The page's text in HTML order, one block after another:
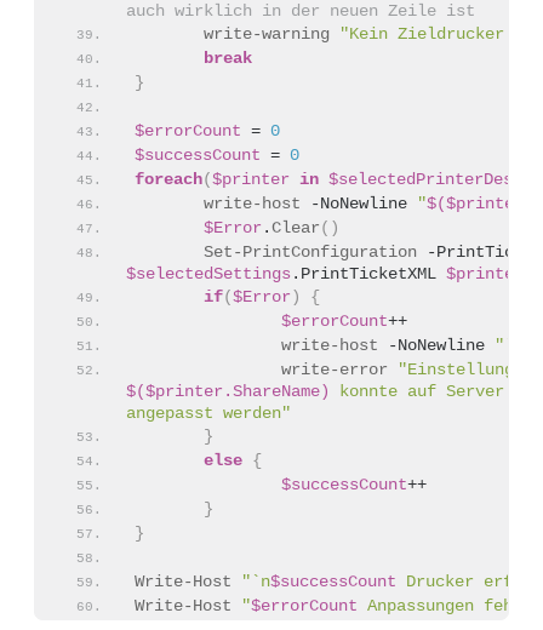
auch wirklich in der neuen Zeile ist
write-warning
"Kein Zieldrucker
break
}
$errorCount = 0
$successCount = 0
foreach( $printer in
write-host -NoNewline "
$Error . Clear ()
Set-PrintConfiguration
$selectedSettings .PrintTicketXML $printer
if( $Error )
{
$errorCount++
write-host -NoNewline
"`n"
write-error
$($printer.ShareName)
konnte auf Server
angepasst werden"
}
else {
$successCount++
}
}
Write-Host "`n$successCount Drucker
Write-Host
"$errorCount Anpassungen